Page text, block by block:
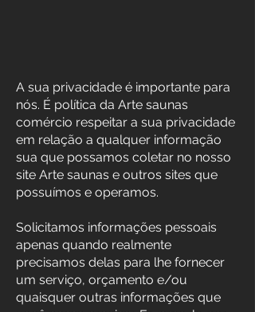
A sua privacidade é importante para
nós. É política da Arte saunas
comércio respeitar a sua privacidade
em relação a qualquer informação
sua que possamos coletar no nosso
site Arte saunas e outros sites que
possuímos e operamos.
Solicitamos informações pessoais
apenas quando realmente
precisamos delas para lhe fornecer
um serviço, orçamento e/ou
quaisquer outras informações que